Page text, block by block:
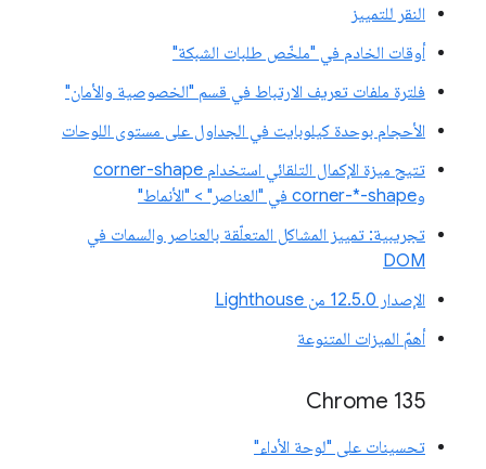
النقر للتمييز
أوقات الخادم في "ملخّص طلبات الشبكة"
فلترة ملفات تعريف الارتباط في قسم "الخصوصية والأمان"
الأحجام بوحدة كيلوبايت في الجداول على مستوى اللوحات
تتيح ميزة الإكمال التلقائي استخدام corner-shape
وcorner-*-shape في "العناصر" > "الأنماط"
تجريبية: تمييز المشاكل المتعلّقة بالعناصر والسمات في
DOM
الإصدار 12.5.0 من Lighthouse
أهمّ الميزات المتنوعة
Chrome 135
تحسينات على "لوحة الأداء"